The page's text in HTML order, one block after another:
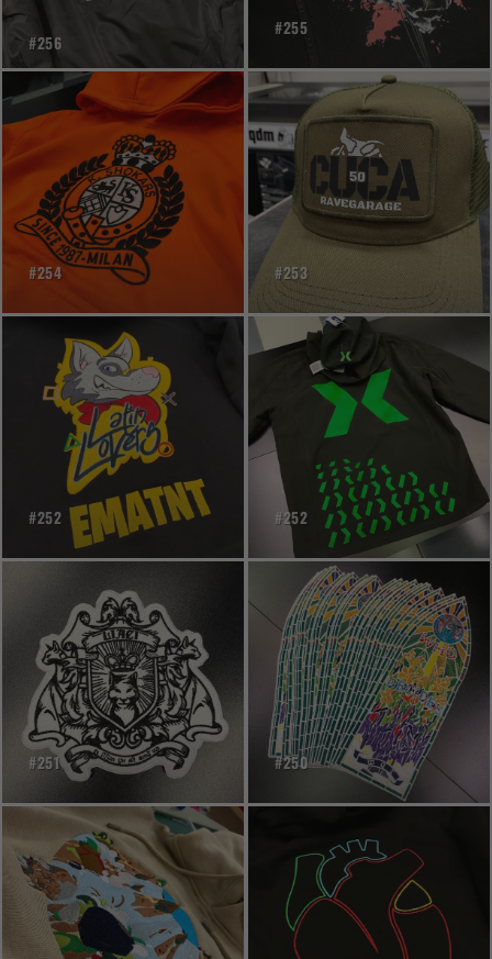
#256
#255
#254 #253
#252 #252
#251 #250